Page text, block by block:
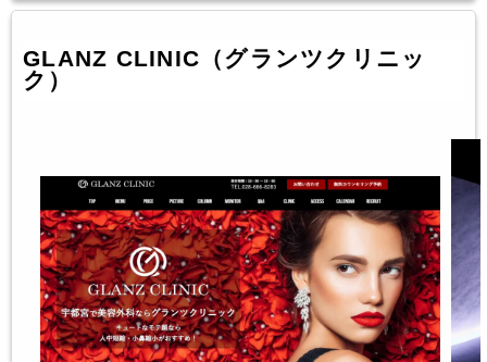
GLANZ CLINIC（グランツクリニッ
ク）